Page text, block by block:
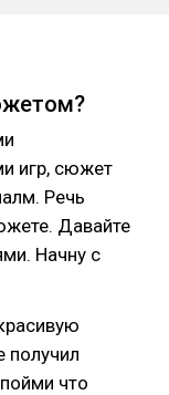
игр, сюжет
Речь
Давайте
Начну с
получил
что